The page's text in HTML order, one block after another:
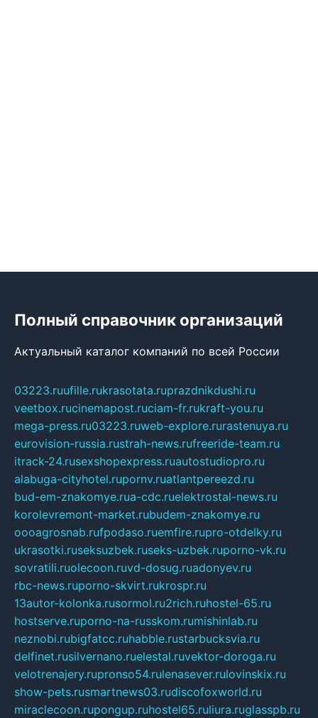
Полный справочник организаций
Актуальный каталог компаний по всей России
03223.ruufille.rukrasotata.ruprazdnikdushi.ru
veetbox.rucinemapost.ruciam-fr.rukraft-you.ru
mega-press.ru03223.ruweb-explore.rurastenuya.ru
eurovision-russia.rustrah-news.rufreeride-team.ru
itrack-24.rusexshopexpress.ruautostudiopro.ru
alabuga-cityhotel.rupornv.ruatlantpereezd.ru
bud-em-znakomye.rua-cdc.ruelektrostal-news.ru
korolevremont-market.rubudem-znakomye.ru
oooagrosnab.rufpodaso.ruemfire.rupro-otdelky.ru
ukrasotki.ruseksuzbek.ruseks-uzbek.ruporno-vk.ru
sovratili.ruolecoon.ruvd-dosug.ruadonyev.ru
rbc-news.ruporno-skvirt.rukrospr.ru
13autor-kolonka.rusormol.ru2rich.ruhostel-65.ru
hostserve.ruporno-na-russkom.rumishinlab.ru
neznobi.rubigfatcc.ruhabble.rustarbucksvia.ru
delfinet.rusilvernano.ruelestal.ruvektor-doroga.ru
velotrenajery.rupronso54.rulenasever.rulovinskix.ru
show-pets.rusmartnews03.rudiscofoxworld.ru
miraclecoon.rupongup.ruhostel65.ruliura.ruglasspb.ru